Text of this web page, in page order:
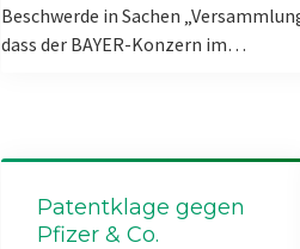
Beschwerde in Sachen
dass der BAYER-Konzern im…
Patentklage gegen
Pfizer & Co.